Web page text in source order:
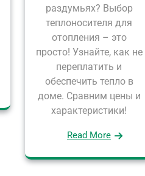
раздумьях? Выбор
теплоносителя для
отопления – это
просто! Узнайте, как не
переплатить и
обеспечить тепло в
доме. Сравним цены и
характеристики!
Read More